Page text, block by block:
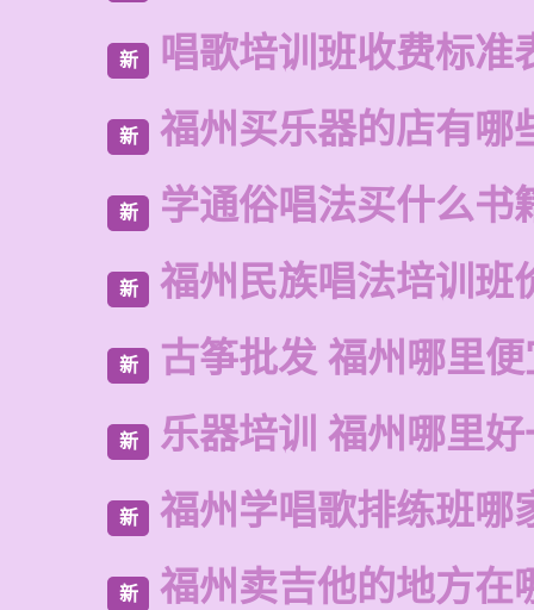
新 唱歌培训班收费标准
新 福州买乐器的店有哪
新 学通俗唱法买什么书
新 福州民族唱法培训班
新 古筝批发 福州哪里
新 乐器培训 福州哪里
新 福州学唱歌排练班哪
新 福州卖吉他的地方在